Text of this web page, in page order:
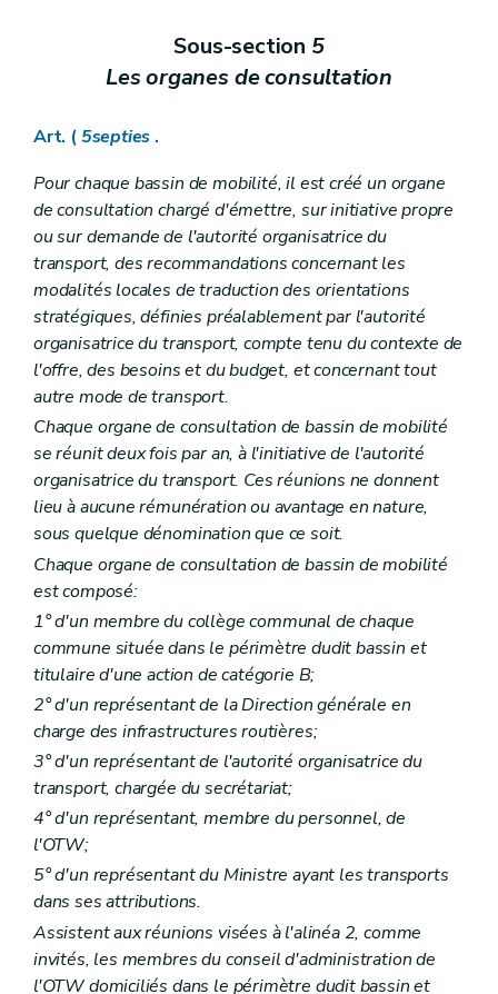
Sous-section 5
Les organes de consultation
Art. ( 5septies .
Pour chaque bassin de mobilité, il est créé un organe
de consultation chargé d'émettre, sur initiative propre
ou sur demande de l'autorité organisatrice du
transport, des recommandations concernant les
modalités locales de traduction des orientations
stratégiques, définies préalablement par l'autorité
organisatrice du transport, compte tenu du contexte de
l'offre, des besoins et du budget, et concernant tout
autre mode de transport.
Chaque organe de consultation de bassin de mobilité
se réunit deux fois par an, à l'initiative de l'autorité
organisatrice du transport. Ces réunions ne donnent
lieu à aucune rémunération ou avantage en nature,
sous quelque dénomination que ce soit.
Chaque organe de consultation de bassin de mobilité
est composé:
1° d'un membre du collège communal de chaque
commune située dans le périmètre dudit bassin et
titulaire d'une action de catégorie B;
2° d'un représentant de la Direction générale en
charge des infrastructures routières;
3° d'un représentant de l'autorité organisatrice du
transport, chargée du secrétariat;
4° d'un représentant, membre du personnel, de
l'OTW;
5° d'un représentant du Ministre ayant les transports
dans ses attributions.
Assistent aux réunions visées à l'alinéa 2, comme
invités, les membres du conseil d'administration de
l'OTW domiciliés dans le périmètre dudit bassin et